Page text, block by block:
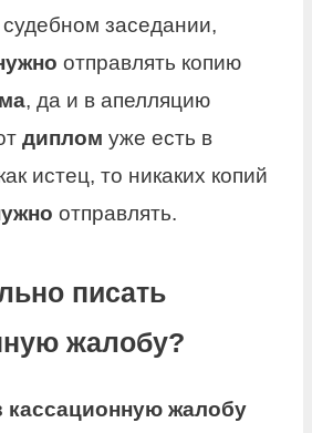
заседании,
отправлять копию
, да и в апелляцию
диплом уже есть в
истец, то никаких копий
отправлять.
писать
жалобу?
кассационную жалобу